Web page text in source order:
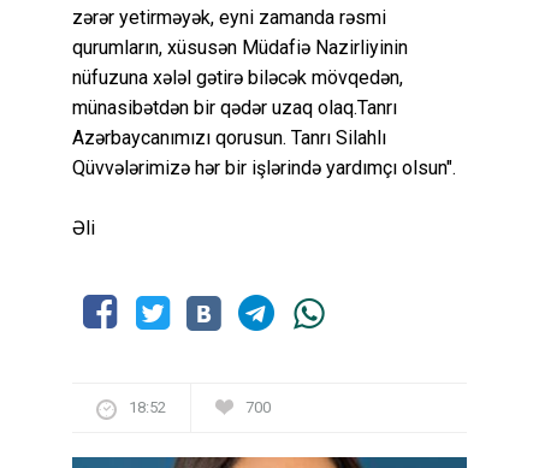
zərər yetirməyək, eyni zamanda rəsmi
qurumların, xüsusən Müdafiə Nazirliyinin
nüfuzuna xələl gətirə biləcək mövqedən,
münasibətdən bir qədər uzaq olaq.Tanrı
Azərbaycanımızı qorusun. Tanrı Silahlı
Qüvvələrimizə hər bir işlərində yardımçı olsun".
Əli
18:52 700